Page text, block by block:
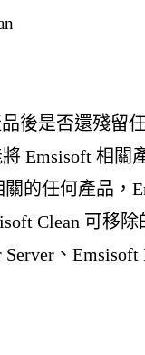
後是否還殘留
Emsisoft 相關
的任何產品，
Clean 可移除
、Emsisoft